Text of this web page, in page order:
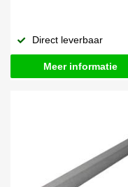
Direct leverbaar
Meer informatie